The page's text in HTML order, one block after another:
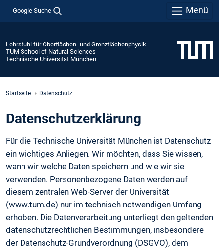
Google Suche Menü
Lehrstuhl für Oberflächen- und Grenzflächenphysik
TUM School of Natural Sciences
Technische Universität München
Startseite Datenschutz
Daten­schutz­erklärung
Für die Technische Universität München ist Datenschutz
ein wichtiges Anliegen. Wir möchten, dass Sie wissen,
wann wir welche Daten speichern und wie wir sie
verwenden. Personenbezogene Daten werden auf
diesem zentralen Web-Server der Universität
(www.tum.de) nur im technisch notwendigen Umfang
erhoben. Die Datenverarbeitung unterliegt den geltenden
datenschutzrechtlichen Bestimmungen, insbesondere
der Datenschutz-Grundverordnung (DSGVO), dem